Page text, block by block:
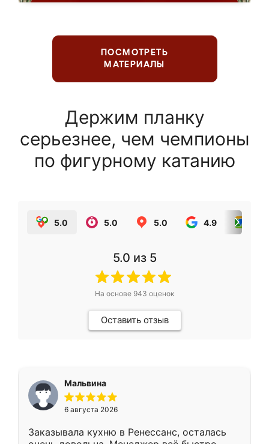
ПОСМОТРЕТЬ
МАТЕРИАЛЫ
Держим планку
серьезнее, чем чемпионы
по фигурному катанию
5.0 5.0 5.0 4.9
5.0 из 5
На основе 943 оценок
Оставить отзыв
Мальвина
6 августа 2026
Заказывала кухню в Ренессанс, осталась